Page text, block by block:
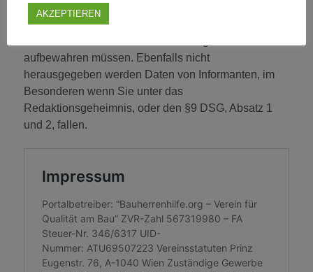
gespeichert haben, anfordern. Dies umfasst nicht die
Daten, die wir aufgrund administrativer, rechtlicher
aufbewahren müssen. Ebenfalls nicht
herausgegeben werden Daten von Informanten, im
Besonderen wenn Sie unter das
Redaktionsgeheimnis, oder den §9 DSG, Absatz 1
und 2, fallen.
AKZEPTIEREN